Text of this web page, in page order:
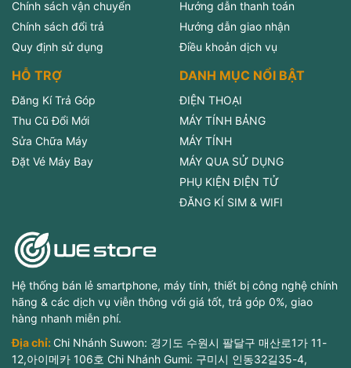
Chính sách vận chuyển
Chính sách đổi trả
Quy định sử dụng
Hướng dẫn thanh toán
Hướng dẫn giao nhận
Điều khoản dịch vụ
HỖ TRỢ
Đăng Kí Trả Góp
Thu Cũ Đổi Mới
Sửa Chữa Máy
Đặt Vé Máy Bay
DANH MỤC NỔI BẬT
ĐIỆN THOẠI
MÁY TÍNH BẢNG
MÁY TÍNH
MÁY QUA SỬ DỤNG
PHỤ KIỆN ĐIỆN TỬ
ĐĂNG KÍ SIM & WIFI
Hệ thống bán lẻ smartphone, máy tính, thiết bị công nghệ chính
hãng & các dịch vụ viễn thông với giá tốt, trả góp 0%, giao
hàng nhanh miễn phí.
Địa chỉ: Chi Nhánh Suwon: 경기도 수원시 팔달구 매산로1가 11-
12,아이메카 106호 Chi Nhánh Gumi: 구미시 인동32길35-4,